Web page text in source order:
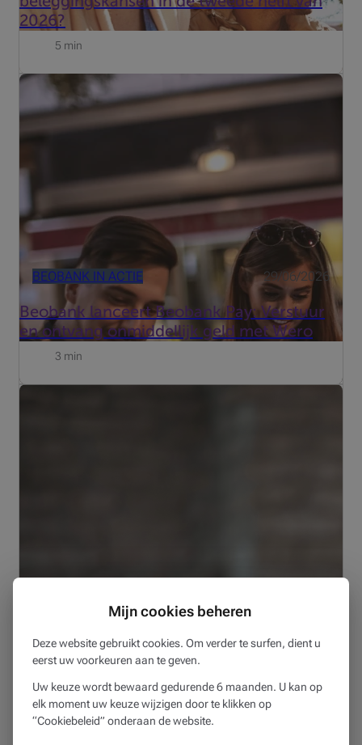
2026?
5 min
BEOBANK IN ACTIE 29/06/2026
Beobank lanceert Beobank Pay: Verstuur
en ontvang onmiddellijk geld met Wero
Een restaurantrekening delen, een vriend terugbetalen na
een weekendje weg of geld sturen naar een familielid
was nog nooit zo eenvoudig.
3 min
MIJN VERMOGEN
De financiële markten: stand van zaken
Update van 19 juni 2026
3 min
Het is zover: uw kind leert stilaan op eigen benen te
staan! Deze boeiende fase mag geen onbezonnen
Mijn cookies beheren
Deze website gebruikt cookies. Om verder te surfen, dient u
eerst uw voorkeuren aan te geven.
Uw keuze wordt bewaard gedurende 6 maanden. U kan op
elk moment uw keuze wijzigen door te klikken op
“Cookiebeleid” onderaan de website.